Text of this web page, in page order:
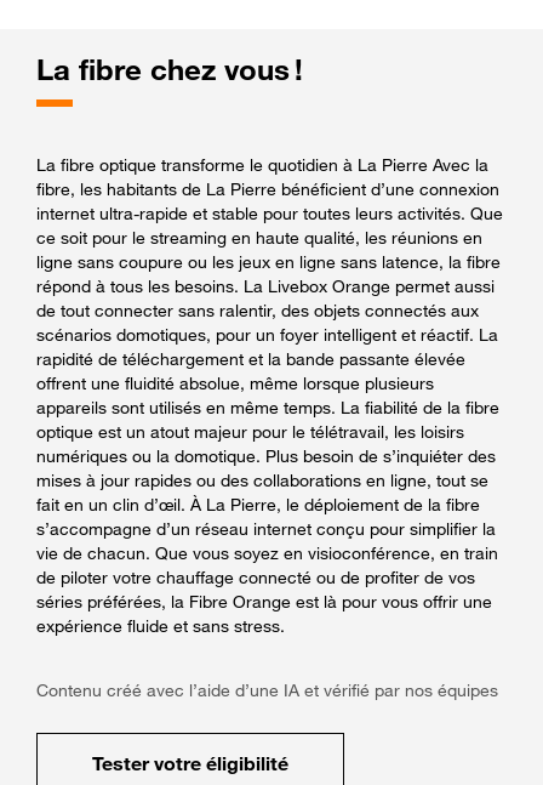
La fibre chez vous !
La fibre optique transforme le quotidien à La Pierre Avec la
fibre, les habitants de La Pierre bénéficient d’une connexion
internet ultra-rapide et stable pour toutes leurs activités. Que
ce soit pour le streaming en haute qualité, les réunions en
ligne sans coupure ou les jeux en ligne sans latence, la fibre
répond à tous les besoins. La Livebox Orange permet aussi
de tout connecter sans ralentir, des objets connectés aux
scénarios domotiques, pour un foyer intelligent et réactif. La
rapidité de téléchargement et la bande passante élevée
offrent une fluidité absolue, même lorsque plusieurs
appareils sont utilisés en même temps. La fiabilité de la fibre
optique est un atout majeur pour le télétravail, les loisirs
numériques ou la domotique. Plus besoin de s’inquiéter des
mises à jour rapides ou des collaborations en ligne, tout se
fait en un clin d’œil. À La Pierre, le déploiement de la fibre
s’accompagne d’un réseau internet conçu pour simplifier la
vie de chacun. Que vous soyez en visioconférence, en train
de piloter votre chauffage connecté ou de profiter de vos
séries préférées, la Fibre Orange est là pour vous offrir une
expérience fluide et sans stress.
Contenu créé avec l’aide d’une IA et vérifié par nos équipes
Tester votre éligibilité